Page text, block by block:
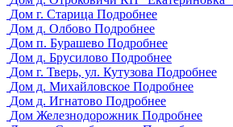
Дом г. Старица Подробнее
Дом д. Олбово Подробнее
Дом п. Бурашево Подробнее
Дом д. Брусилово Подробнее
Дом г. Тверь, ул. Кутузова Подробнее
Дом д. Михайловское Подробнее
Дом д. Игнатово Подробнее
Дом Железнодорожник Подробнее